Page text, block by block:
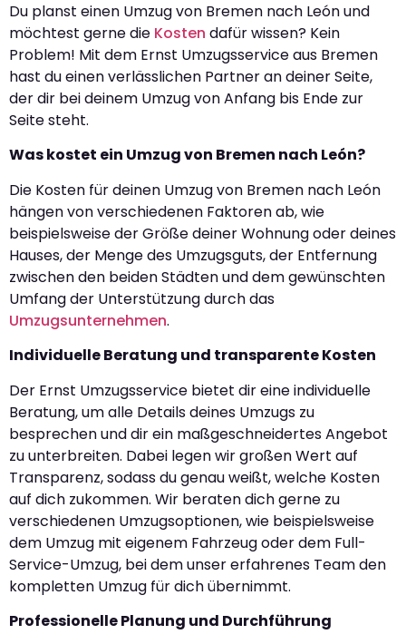
Du planst einen Umzug von Bremen nach León und
möchtest gerne die Kosten dafür wissen? Kein
Problem! Mit dem Ernst Umzugsservice aus Bremen
hast du einen verlässlichen Partner an deiner Seite,
der dir bei deinem Umzug von Anfang bis Ende zur
Seite steht.
Was kostet ein Umzug von Bremen nach León?
Die Kosten für deinen Umzug von Bremen nach León
hängen von verschiedenen Faktoren ab, wie
beispielsweise der Größe deiner Wohnung oder deines
Hauses, der Menge des Umzugsguts, der Entfernung
zwischen den beiden Städten und dem gewünschten
Umfang der Unterstützung durch das
Umzugsunternehmen.
Individuelle Beratung und transparente Kosten
Der Ernst Umzugsservice bietet dir eine individuelle
Beratung, um alle Details deines Umzugs zu
besprechen und dir ein maßgeschneidertes Angebot
zu unterbreiten. Dabei legen wir großen Wert auf
Transparenz, sodass du genau weißt, welche Kosten
auf dich zukommen. Wir beraten dich gerne zu
verschiedenen Umzugsoptionen, wie beispielsweise
dem Umzug mit eigenem Fahrzeug oder dem Full-
Service-Umzug, bei dem unser erfahrenes Team den
kompletten Umzug für dich übernimmt.
Professionelle Planung und Durchführung